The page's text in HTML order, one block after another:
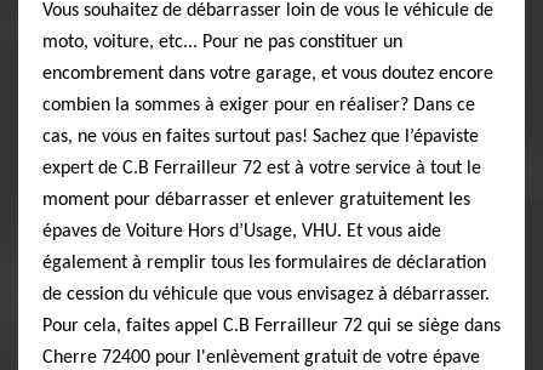
Vous souhaitez de débarrasser loin de vous le véhicule de
moto, voiture, etc... Pour ne pas constituer un
encombrement dans votre garage, et vous doutez encore
combien la sommes à exiger pour en réaliser? Dans ce
cas, ne vous en faites surtout pas! Sachez que l’épaviste
expert de C.B Ferrailleur 72 est à votre service à tout le
moment pour débarrasser et enlever gratuitement les
épaves de Voiture Hors d’Usage, VHU. Et vous aide
également à remplir tous les formulaires de déclaration
de cession du véhicule que vous envisagez à débarrasser.
Pour cela, faites appel C.B Ferrailleur 72 qui se siège dans
Cherre 72400 pour l'enlèvement gratuit de votre épave